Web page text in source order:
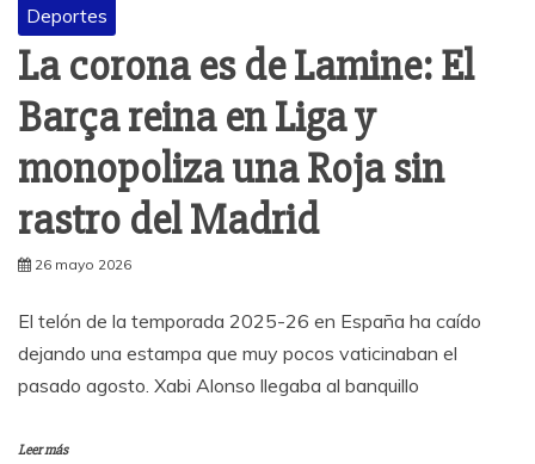
Deportes
La corona es de Lamine: El
Barça reina en Liga y
monopoliza una Roja sin
rastro del Madrid
26 mayo 2026
El telón de la temporada 2025-26 en España ha caído
dejando una estampa que muy pocos vaticinaban el
pasado agosto. Xabi Alonso llegaba al banquillo
Leer más